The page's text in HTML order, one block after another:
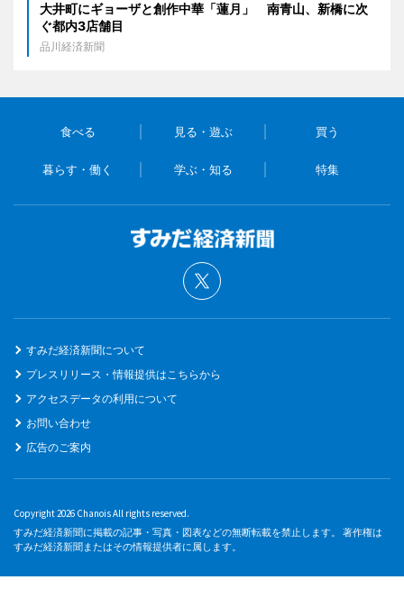
大井町にギョーザと創作中華「蓮月」 南青山、新橋に次
ぐ都内3店舗目
品川経済新聞
食べる 見る・遊ぶ 買う
暮らす・働く 学ぶ・知る 特集
すみだ経済新聞について
プレスリリース・情報提供はこちらから
アクセスデータの利用について
お問い合わせ
広告のご案内
Copyright 2026 Chanois All rights reserved.
すみだ経済新聞に掲載の記事・写真・図表などの無断転載を禁止します。 著作権は
すみだ経済新聞またはその情報提供者に属します。